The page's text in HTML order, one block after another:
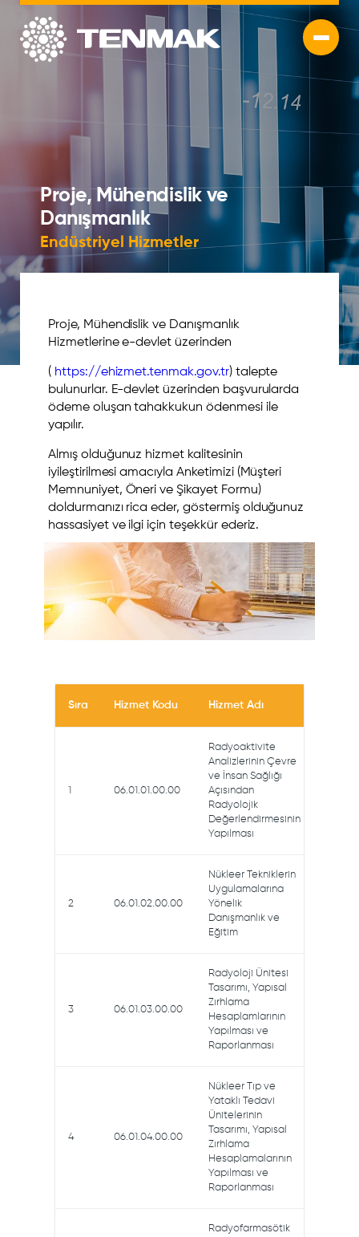
Proje, Mühendislik ve
Danışmanlık
Endüstriyel Hizmetler
Proje, Mühendislik ve Danışmanlık
Hizmetlerine e-devlet üzerinden
( https://ehizmet.tenmak.gov.tr) talepte
bulunurlar. E-devlet üzerinden başvurularda
ödeme oluşan tahakkukun ödenmesi ile
yapılır.
Almış olduğunuz hizmet kalitesinin
iyileştirilmesi amacıyla Anketimizi (Müşteri
Memnuniyet, Öneri ve Şikayet Formu)
doldurmanızı rica eder, göstermiş olduğunuz
hassasiyet ve ilgi için teşekkür ederiz.
Sıra Hizmet Kodu Hizmet Adı
06.01.01.00.00
Radyoaktivite
Analizlerinin Çevre
ve İnsan Sağlığı
Açısından
Radyolojik
Değerlendirmesinin
Yapılması
2 06.01.02.00.00
Nükleer Tekniklerin
Uygulamalarına
Yönelik
Danışmanlık ve
Eğitim
3 06.01.03.00.00
Radyoloji Ünitesi
Tasarımı, Yapısal
Zırhlama
Hesaplamlarının
Yapılması ve
Raporlanması
4 06.01.04.00.00
Nükleer Tıp ve
Yataklı Tedavi
Ünitelerinin
Tasarımı, Yapısal
Zırhlama
Hesaplamalarının
Yapılması ve
Raporlanması
Radyofarmasötik